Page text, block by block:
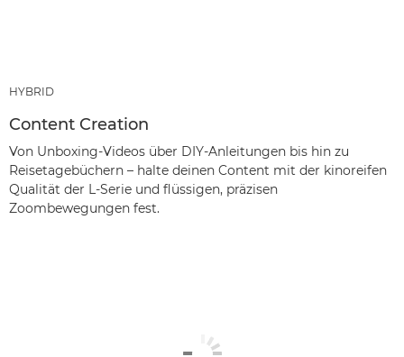
HYBRID
Content Creation
Von Unboxing-Videos über DIY-Anleitungen bis hin zu
Reisetagebüchern – halte deinen Content mit der kinoreifen
Qualität der L-Serie und flüssigen, präzisen
Zoombewegungen fest.